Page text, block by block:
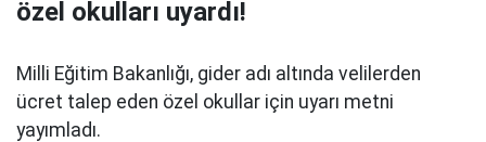
özel okulları uyardı!
Milli Eğitim Bakanlığı, gider adı altında velilerden
ücret talep eden özel okullar için uyarı metni
yayımladı.